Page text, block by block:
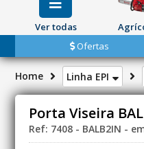
Ver todas
Ofertas
Home Linha EPI
Porta Viseira
Ref: 7408 - BALB2IN -